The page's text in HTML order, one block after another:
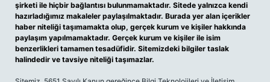
şirketi ile hiçbir bağlantısı bulunmamaktadır. Sitede yalnızca kendi
hazırladığımız makaleler paylaşılmaktadır. Burada yer alan içerikler
haber niteliği taşımamakta olup, gerçek kurum ve kişiler hakkında
paylaşım yapılmamaktadır. Gerçek kurum ve kişiler ile isim
benzerlikleri tamamen tesadüfidir. Sitemizdeki bilgiler taslak
halindedir ve tavsiye niteliği taşımazlar.